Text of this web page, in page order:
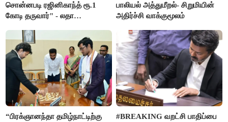
சொன்னபடி ரஜினிகாந்த் ரூ.1
கோடி தருவார்" - லதா
பாலியல் அத்துமீறல்- சிறுமியின்
அதிர்ச்சி வாக்குமூலம்
“பிரக்ஞானந்தா தமிழ்நாட்டிற்கு
#BREAKING வறட்சி பாதிப்பை